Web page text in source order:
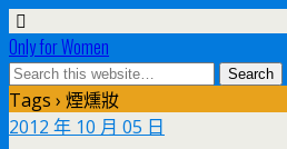
Only for Women
Tags › 煙燻妝
2012 年 10 月 05 日